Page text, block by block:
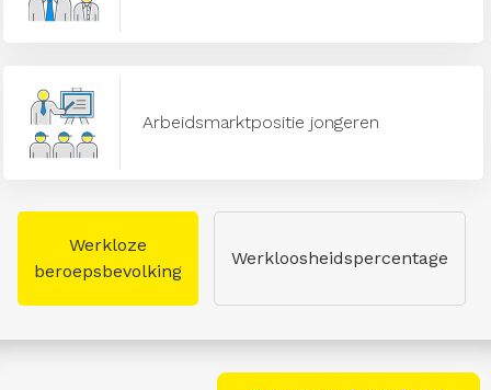
Arbeidsmarktpositie jongeren
Werkloze
beroepsbevolking
Werkloosheidspercentage